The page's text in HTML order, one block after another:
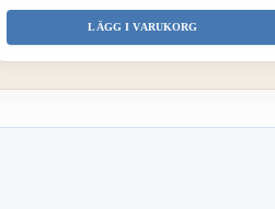
LÄGG I VARUKORG